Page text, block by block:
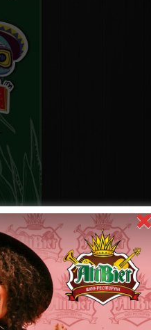
14 сентября
(суббота) -
Вечеринка
«Камера! Мотор! »
13 сентября
(пятница) -